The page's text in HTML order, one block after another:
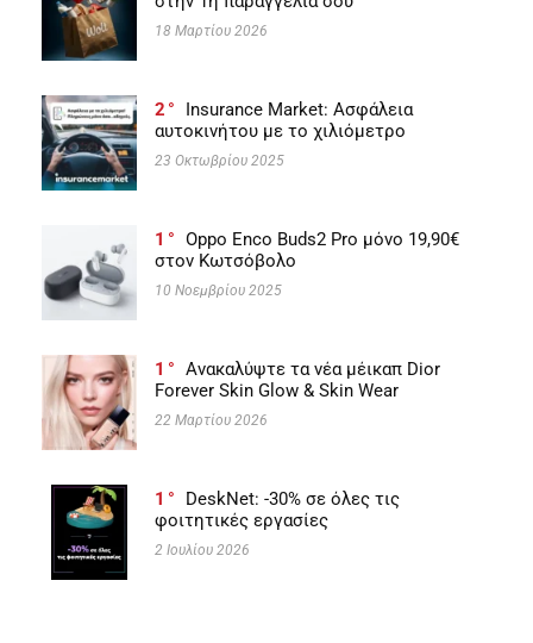
18 Μαρτίου 2026
2
Insurance Market: Ασφάλεια
αυτοκινήτου με το χιλιόμετρο
23 Οκτωβρίου 2025
1
Oppo Enco Buds2 Pro μόνο 19,90€
στον Κωτσόβολο
10 Νοεμβρίου 2025
1
Ανακαλύψτε τα νέα μέικαπ Dior
Forever Skin Glow & Skin Wear
22 Μαρτίου 2026
1
DeskNet: -30% σε όλες τις
φοιτητικές εργασίες
2 Ιουλίου 2026